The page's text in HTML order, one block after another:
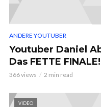
ANDERE YOUTUBER
Youtuber Daniel
Das FETTE FINALE!
366 views 2 min read
VIDEO